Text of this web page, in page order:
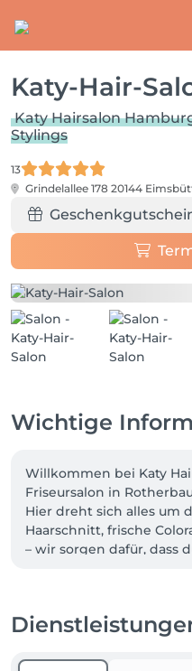
Katy-Hair-
Katy Hairsalon
Stylings
13
Grindelallee 178 20144
Wichtige
Willkommen bei Katy
Friseursalon in
Hier dreht sich alles um
Haarschnitt, frische
– wir sorgen dafür, dass